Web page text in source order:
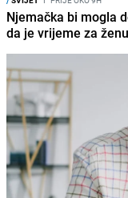
Njemačka bi mogla
da je vrijeme za